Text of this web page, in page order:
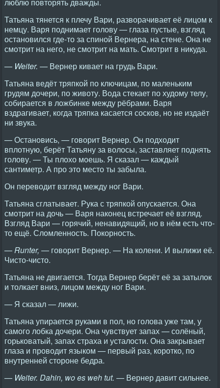
Татьяна тянется к плечу Вари, разворачивает её лицом к
немцу. Варя поднимает голову — глаза пустые, взгляд
остановился где-то за спиной Вернера, на стене. Она не
смотрит на него, не смотрит на мать. Смотрит в никуда.
— Weiter. — Вернер кивает на грудь Вари.
Татьяна ведёт тряпкой по ключицам, по маленьким
грудям дочери, по животу. Вода стекает по худому телу,
собирается в ложбинке между рёбрами. Варя
вздрагивает, когда тряпка касается сосков, но не издаёт
ни звука.
— Остановись, — говорит Вернер. Он подходит
вплотную, берёт Татьяну за волосы, заставляет поднять
голову. — Ты плохо моешь. Я сказал — каждый
сантиметр. А про это место ты забыла.
Он переводит взгляд между ног Вари.
Татьяна сглатывает. Рука с тряпкой опускается. Она
смотрит на дочь — Варя наконец встречает её взгляд.
Взгляд Вари — горячий, ненавидящий, но в нём есть что-
то ещё. Сломленность. Покорность.
—Runter, — говорит Вернер. — На колени. И вылижи её.
Чисто-чисто.
Татьяна не двигается. Тогда Вернер берёт её за затылок
и толкает вниз, лицом между ног Вари.
— Я сказал — лижи.
Татьяна упирается руками в пол, но голова уже там, у
самого лобка дочери. Она чувствует запах — солёный,
горьковатый, запах страха и усталости. Она закрывает
глаза и проводит языком — первый раз, коротко, по
внутренней стороне бедра.
— Weiter. Dahin, wo es weh tut. — Вернер давит сильнее.